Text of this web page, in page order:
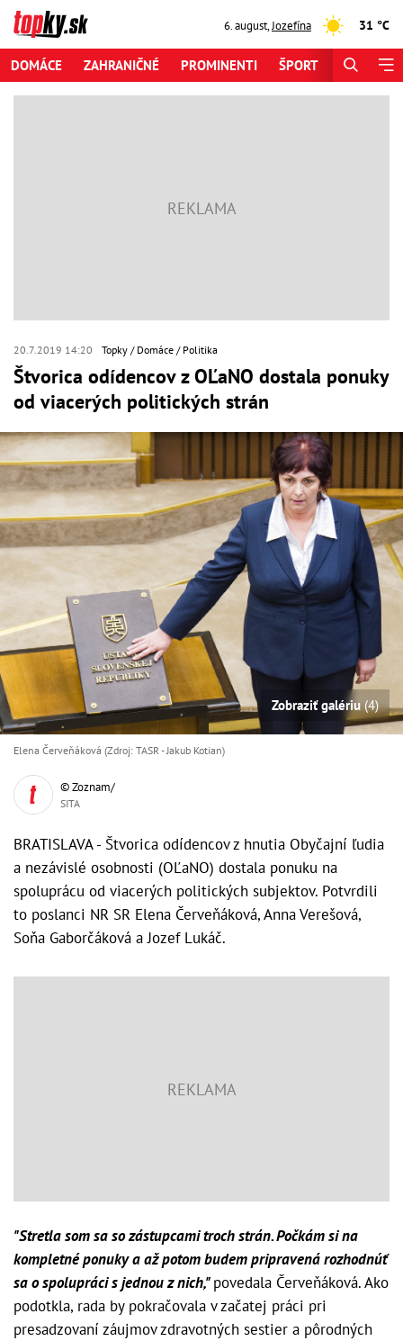
6. august,Jozefína 31 °C
DOMÁCE ZAHRANIČNÉ PROMINENTI ŠPORT
20.7.2019 14:20 Topky Domáce Politika
Štvorica odídencov z OĽaNO dostala ponuky
od viacerých politických strán
Zobraziť galériu(4)
Elena Červeňáková (Zdroj: TASR - Jakub Kotian)
© Zoznam/
SITA
BRATISLAVA - Štvorica odídencov z hnutia Obyčajní ľudia
a nezávislé osobnosti (OĽaNO) dostala ponuku na
spoluprácu od viacerých politických subjektov. Potvrdili
to poslanci NR SR Elena Červeňáková, Anna Verešová,
Soňa Gaborčáková a Jozef Lukáč.
"Stretla som sa so zástupcami troch strán. Počkám si na
kompletné ponuky a až potom budem pripravená rozhodnúť
sa o spolupráci s jednou z nich,"povedala Červeňáková. Ako
podotkla, rada by pokračovala v začatej práci pri
presadzovaní záujmov zdravotných sestier a pôrodných